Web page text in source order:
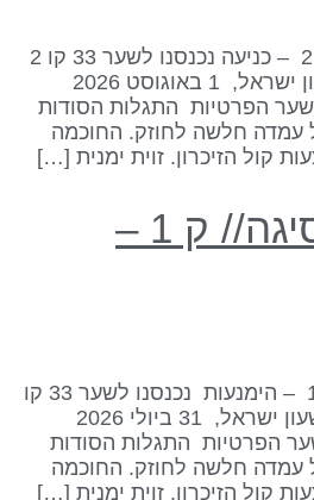
שער 33 – נסיגה // קו 2 – כניעה נכנסנו לשער 33 קו 2
בסביבות 00:20 לפי שעון ישראל, 1 באוגוסט 2026
שער הפרטיות התגלות הסודות
חלשה לחוזק. החוכמה
קול הזיכרון. זוית ימנית […]
שער 33 – נסיגה// ק 1 –
שער 33 – נסיגה // קו 1 – הימנעות נכנסנו לשער 33 קו
1 בסביבות 00:40 לפי שעון ישראל, 31 ביולי 2026
שער הפרטיות התגלות הסודות
חלשה לחוזק. החוכמה
קול הזיכרון. זוית ימנית […]